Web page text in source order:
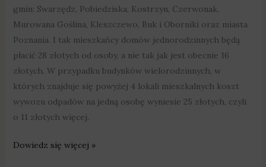
gmin: Swarzędz, Pobiedziska, Kostrzyn, Czerwonak,
Murowana Goślina, Kleszczewo, Buk i Oborniki oraz miasta
Poznania. I tak mieszkańcy domów jednorodzinnych będą
płacić 28 złotych od osoby, a nie tak jak jest obecnie 16
złotych. W przypadku budynków wielorodzinnych, w
których znajduje się powyżej 4 lokali mieszkalnych koszt
wywozu odpadów na jedną osobę wyniesie 25 złotych, czyli
o 11 złotych więcej.
Dowiedz się więcej »